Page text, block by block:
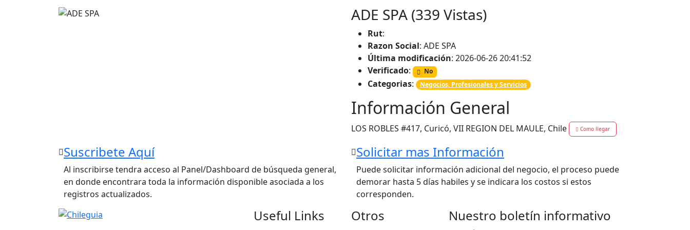
ADE SPA (339 Vistas)
Rut:
Razon Social: ADE SPA
Última modificación: 2026-06-26 20:41:52
Verificado: No
Categorias: Negocios, Profesionales y Servicios
Información General
LOS ROBLES #417, Curicó, VII REGION DEL MAULE, Chile Como llegar
Suscribete Aquí
Al inscribirse tendra acceso al Panel/Dashboard de búsqueda general,
en donde encontrara toda la información disponible asociada a los
registros actualizados.
Solicitar mas Información
Puede solicitar información adicional del negocio, el proceso puede
demorar hasta 5 días habiles y se indicara los costos si estos
corresponden.
Useful Links Otros Nuestro boletín informativo